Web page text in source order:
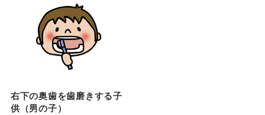
右下の奥歯を歯磨きする子
供（男の子）